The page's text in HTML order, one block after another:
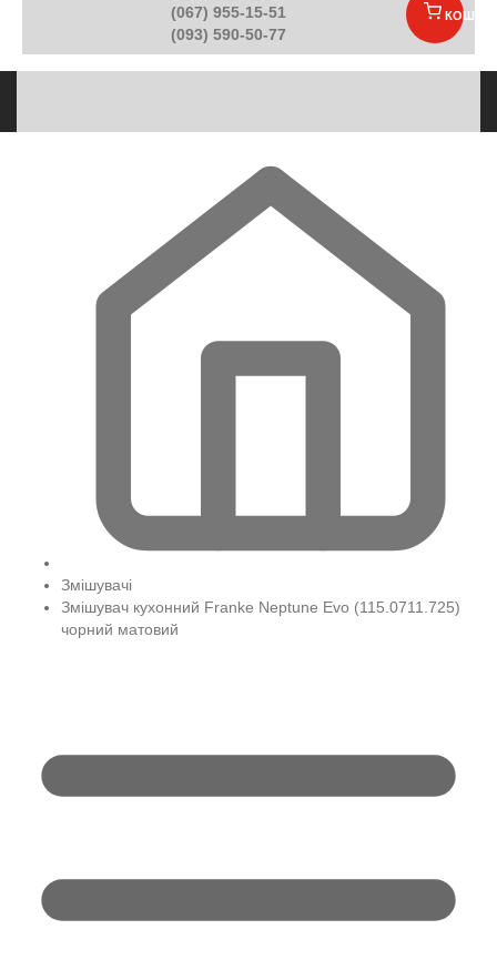
(067) 955-15-51
(093) 590-50-77
КОШИК
Змішувачі
Змішувач кухонний Franke Neptune Evo (115.0711.725)
чорний матовий